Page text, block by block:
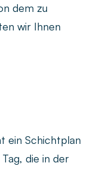
dem zu
wir Ihnen
ein Schichtplan
die in der